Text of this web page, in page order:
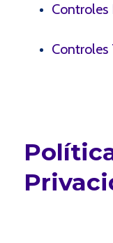
Controles
Controles